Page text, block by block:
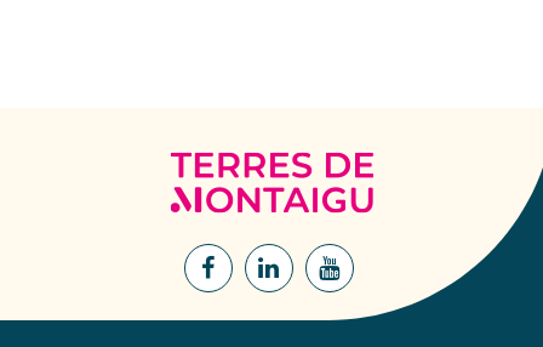
Terres
de
Montaigu
Lien
Lien
Lien